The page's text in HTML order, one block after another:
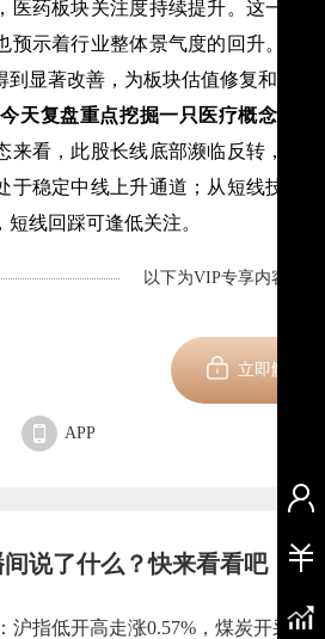
医药板块关注度持续提升。这一系
预示着行业整体景气度的回升。随
到显著改善，为板块估值修复和行情
复盘重点挖掘一只医疗概念股。
来看，此股长线底部濒临反转，后
于稳定中线上升通道；从短线技术
线回踩可逢低关注。
以下为VIP专享内容，剩
立即解锁
APP
说了什么？快来看看吧
沪指低开高走涨0.57%，煤炭开采